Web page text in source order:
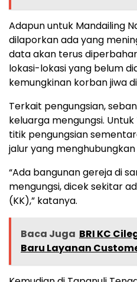
Adapun untuk Mandailing
dilaporkan ada yang
data akan terus
lokasi-lokasi yang belum
kemungkinan korban jiwa
Terkait pengungsian,
keluarga mengungsi.
titik pengungsian
jalur yang
“Ada bangunan gereja di
mengungsi, dicek sekitar
(KK),” katanya.
Baca Juga BRI KC
Baru Layanan